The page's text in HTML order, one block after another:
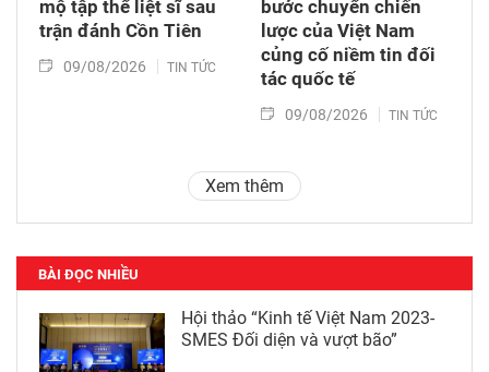
mộ tập thể liệt sĩ sau
trận đánh Cồn Tiên
09/08/2026 TIN TỨC
bước chuyển chiến
lược của Việt Nam
củng cố niềm tin đối
tác quốc tế
09/08/2026 TIN TỨC
Xem thêm
BÀI ĐỌC NHIỀU
Hội thảo “Kinh tế Việt Nam 2023-
SMES Đối diện và vượt bão”